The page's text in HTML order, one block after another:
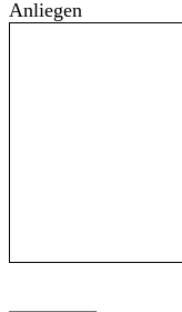
Anliegen